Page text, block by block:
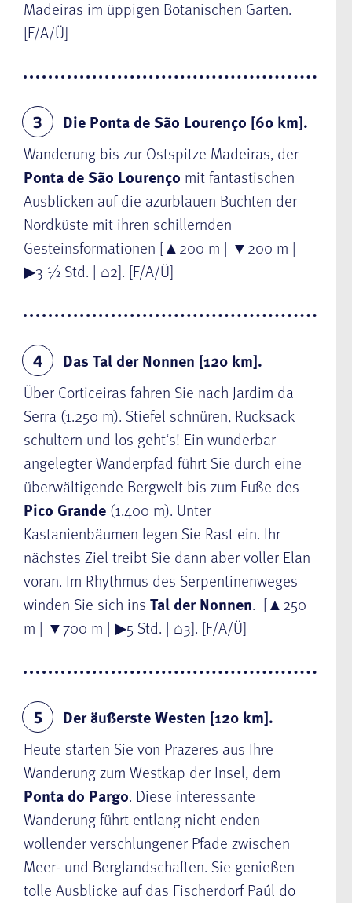
Madeiras im üppigen Botanischen Garten.
[F/A/Ü]
3
Die Ponta de São Lourenço [60 km].
Wanderung bis zur Ostspitze Madeiras, der
Ponta de São Lourenço mit fantastischen
Ausblicken auf die azurblauen Buchten der
Nordküste mit ihren schillernden
Gesteinsformationen [▲200 m | ▼200 m |
▶3 ½ Std. | ⌂2]. [F/A/Ü]
4
Das Tal der Nonnen [120 km].
Über Corticeiras fahren Sie nach Jardim da
Serra (1.250 m). Stiefel schnüren, Rucksack
schultern und los geht‘s! Ein wunderbar
angelegter Wanderpfad führt Sie durch eine
überwältigende Bergwelt bis zum Fuße des
Pico Grande (1.400 m). Unter
Kastanienbäumen legen Sie Rast ein. Ihr
nächstes Ziel treibt Sie dann aber voller Elan
voran. Im Rhythmus des Serpentinenweges
winden Sie sich ins Tal der Nonnen. [▲250
m | ▼700 m | ▶5 Std. | ⌂3]. [F/A/Ü]
5
Der äußerste Westen [120 km].
Heute starten Sie von Prazeres aus Ihre
Wanderung zum Westkap der Insel, dem
Ponta do Pargo. Diese interessante
Wanderung führt entlang nicht enden
wollender verschlungener Pfade zwischen
Meer- und Berglandschaften. Sie genießen
tolle Ausblicke auf das FischerdorfPaúl do